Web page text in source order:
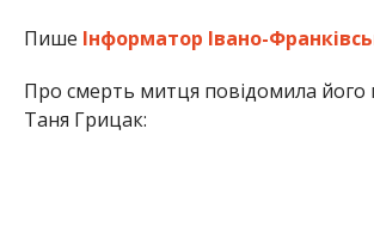
Пише Інформатор Івано-
Про смерть митця повідомила його
Таня Грицак: